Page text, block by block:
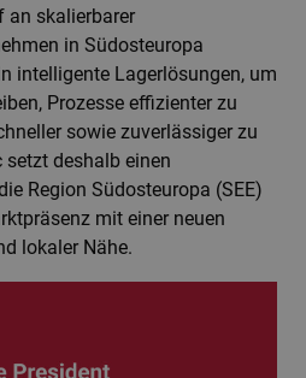
an skalierbarer
in Südosteuropa
intelligente Lagerlösungen, um
Prozesse effizienter zu
sowie zuverlässiger zu
setzt deshalb einen
Region Südosteuropa (SEE)
mit einer neuen
lokaler Nähe.